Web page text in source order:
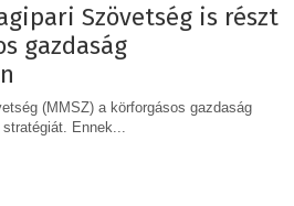
Szövetség is részt
gazdaság
(MMSZ) a körforgásos gazdaság
Ennek...